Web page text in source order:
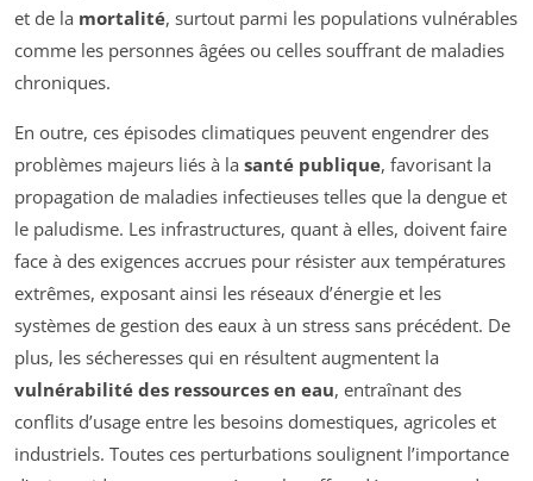
et de la mortalité, surtout parmi les populations vulnérables
comme les personnes âgées ou celles souffrant de maladies
chroniques.
En outre, ces épisodes climatiques peuvent engendrer des
problèmes majeurs liés à la santé publique, favorisant la
propagation de maladies infectieuses telles que la dengue et
le paludisme. Les infrastructures, quant à elles, doivent faire
face à des exigences accrues pour résister aux températures
extrêmes, exposant ainsi les réseaux d’énergie et les
systèmes de gestion des eaux à un stress sans précédent. De
plus, les sécheresses qui en résultent augmentent la
vulnérabilité des ressources en eau, entraînant des
conflits d’usage entre les besoins domestiques, agricoles et
industriels. Toutes ces perturbations soulignent l’importance